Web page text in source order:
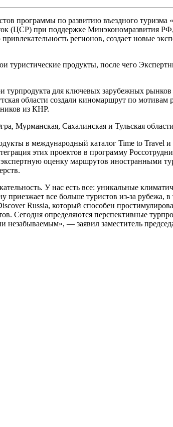
программы по развитию въездного
(ЦСР) при поддержке Минэкономразвития
регионов, создает новые
туристические продукты, после чего
турпродукта для ключевых зарубежных
области создали киномаршрут по мотивам
из КНР.
Мурманская, Сахалинская и Тульская
в международный каталог Time to Travel
этих проектов в программу
оценку маршрутов иностранными
У нас есть все: уникальные
все больше туристов из-за рубежа,
Russia, который способен
Сегодня определяются перспективные
незабываемым», — заявил заместитель